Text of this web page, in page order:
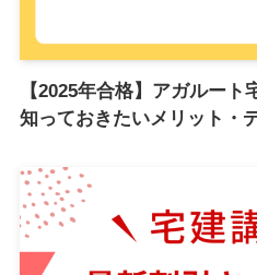
【2025年合格】アガルート
知っておきたいメリット・